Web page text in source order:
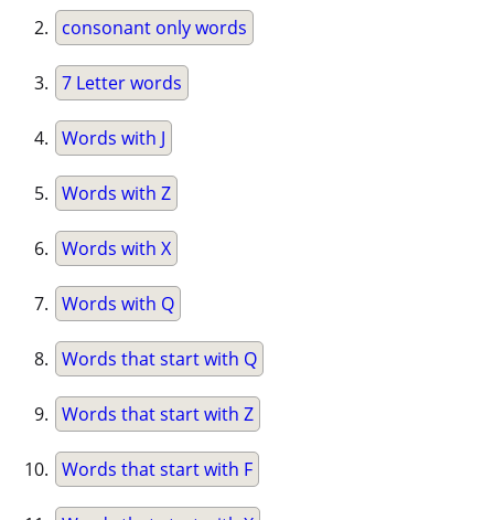
consonant only words
7 Letter words
Words with J
Words with Z
Words with X
Words with Q
Words that start with Q
Words that start with Z
Words that start with F